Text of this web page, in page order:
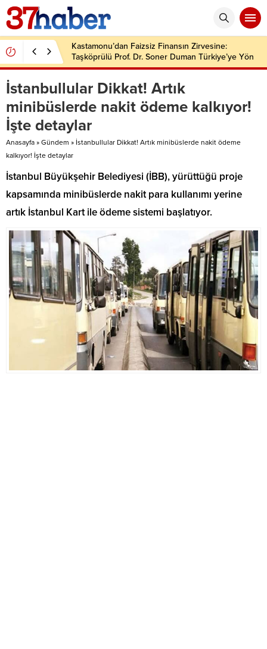
Kastamonu’dan Faizsiz Finansın Zirvesine:
Taşköprülü Prof. Dr. Soner Duman Türkiye’ye Yön
Veriyor
İstanbullular Dikkat! Artık
minibüslerde nakit ödeme kalkıyor!
İşte detaylar
Anasayfa » Gündem » İstanbullular Dikkat! Artık minibüslerde nakit ödeme
kalkıyor! İşte detaylar
İstanbul Büyükşehir Belediyesi (İBB), yürüttüğü proje
kapsamında minibüslerde nakit para kullanımı yerine
artık İstanbul Kart ile ödeme sistemi başlatıyor.